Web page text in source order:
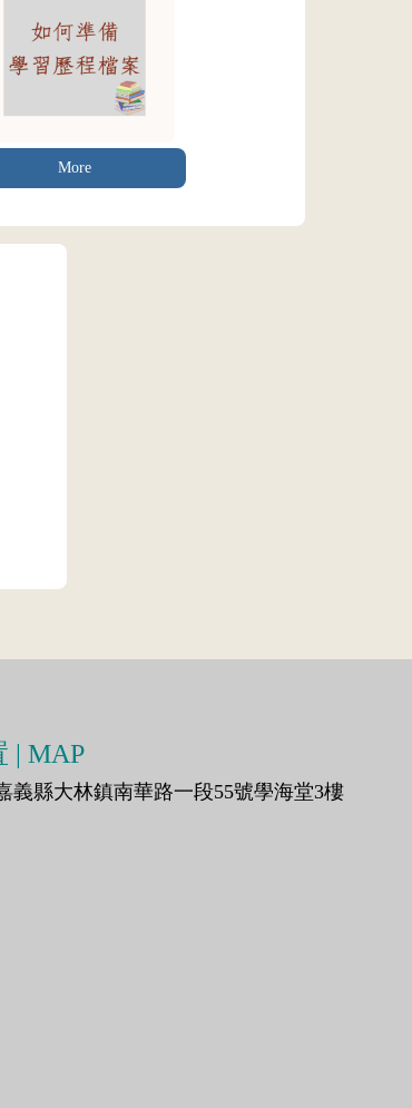
More
| MAP
義縣大林鎮南華路一段55號學海堂3樓